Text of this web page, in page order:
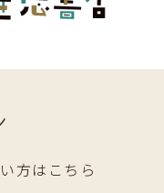
方はこちら